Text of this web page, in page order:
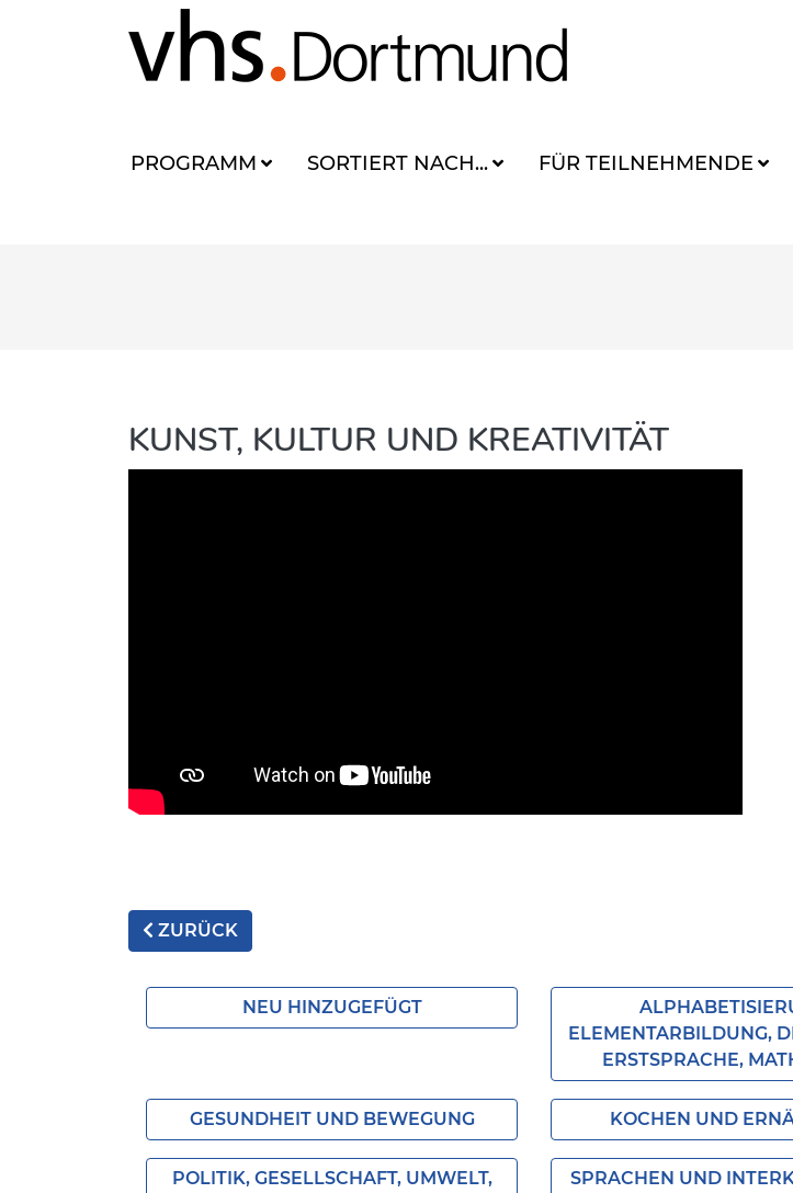
PROGRAMM SORTIERT NACH... FÜR TEILNEHMENDE
KUNST, KULTUR UND KREATIVITÄT
ZURÜCK
NEU HINZUGEFÜGT
ELEMENTARBILDUNG,
ERSTSPRACHE,
GESUNDHEIT UND BEWEGUNG KOCHEN UND
POLITIK, GESELLSCHAFT, UMWELT,
SPRACHEN UND